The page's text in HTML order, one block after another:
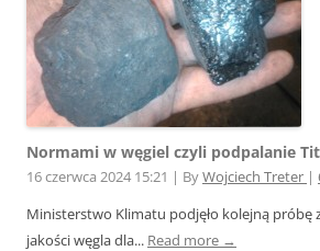
Normami w węgiel czyli podpalanie
16 czerwca 2024 15:21 | ByWojciech Treter |
Ministerstwo Klimatu podjęło kolejną próbę
jakości węgla dla... Read more →